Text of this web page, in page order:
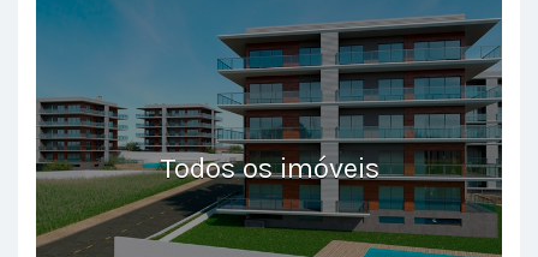
Todos os imóveis